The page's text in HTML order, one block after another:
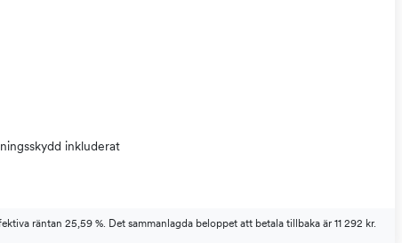
inkluderat
räntan 25,59 %. Det sammanlagda beloppet att betala tillbaka är 11 292 kr.